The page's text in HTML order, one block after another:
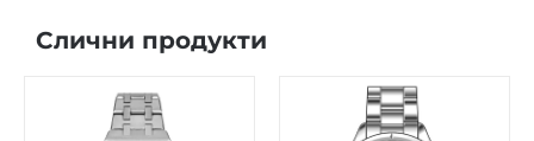
Слични продукти